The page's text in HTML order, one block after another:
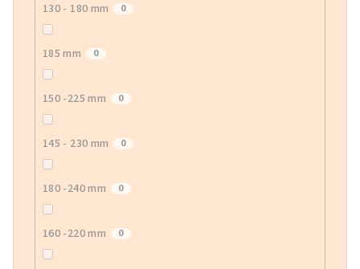
130 - 180 mm 0
185 mm 0
150 -225 mm 0
145 - 230 mm 0
180 -240 mm 0
160 -220 mm 0